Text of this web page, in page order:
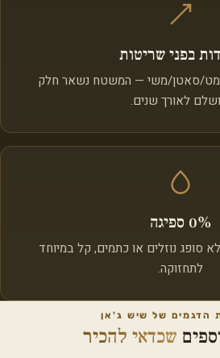
בפני שריטות
מט/סאטן/משי — המשטח נשאר חלק
לאורך שנים.
0% ספיגה
סופג נוזלים או כתמים, קל במיוחד
לתחזוקה.
הדגמים של שיש ג'אן
שכדאי להכיר